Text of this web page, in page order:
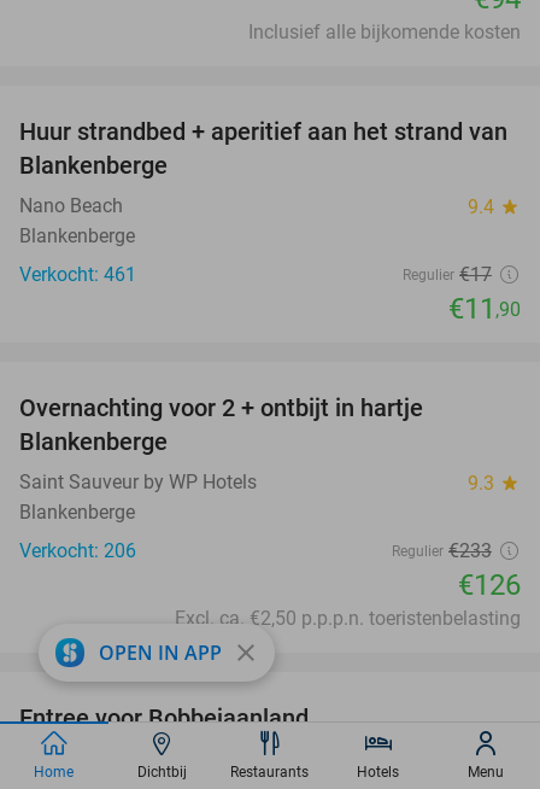
Inclusief alle bijkomende kosten
30%
Huur strandbed + aperitief aan het strand van
Blankenberge
Nano Beach 9.4 star
Blankenberge
Verkocht: 461
Regulier €17
€11 ,90
Overnachting voor 2 + ontbijt in hartje
Blankenberge
Saint Sauveur by WP Hotels 9.3 star
Blankenberge
Verkocht: 206
Regulier €233
€126
Excl. ca. €2,50 p.p.p.n. toeristenbelasting
40%
Entree voor Bobbejaanland
Bobbejaanland 9.1
OPEN IN APP close
Home Dichtbij Restaurants Hotels Menu